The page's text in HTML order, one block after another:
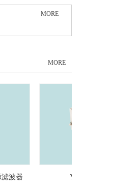
MORE
MORE
YX-93三相四线滤波器